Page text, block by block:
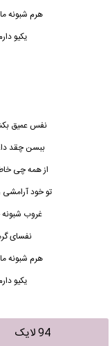
هرم شبونه
یکیو
نفس عمیق
ببسن چقد
از همه چی
تو خود آرامشی
غروب
نفسای
هرم شبونه
یکیو
94 لایک